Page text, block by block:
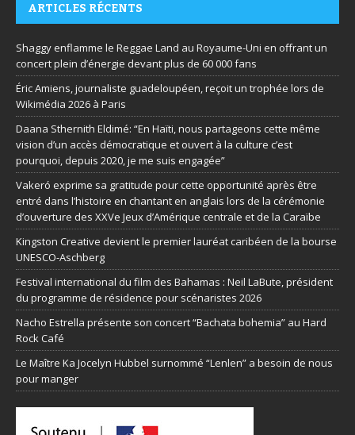
ARTICLES RÉCENTS
Shaggy enflamme le Reggae Land au Royaume-Uni en offrant un
concert plein d’énergie devant plus de 60 000 fans
Éric Amiens, journaliste guadeloupéen, reçoit un trophée lors de
Wikimédia 2026 à Paris
Daana Sthernith Eldimé: “En Haïti, nous partageons cette même
vision d’un accès démocratique et ouvert à la culture c’est
pourquoi, depuis 2020, je me suis engagée”
Vakeró exprime sa gratitude pour cette opportunité après être
entré dans l’histoire en chantant en anglais lors de la cérémonie
d’ouverture des XXVe Jeux d’Amérique centrale et de la Caraïbe
Kingston Creative devient le premier lauréat caribéen de la bourse
UNESCO-Aschberg
Festival international du film des Bahamas : Neil LaBute, président
du programme de résidence pour scénaristes 2026
Nacho Estrella présente son concert “Bachata bohemia” au Hard
Rock Café
Le Maître Ka Jocelyn Hubbel surnommé “Lenlen” a besoin de nous
pour manger